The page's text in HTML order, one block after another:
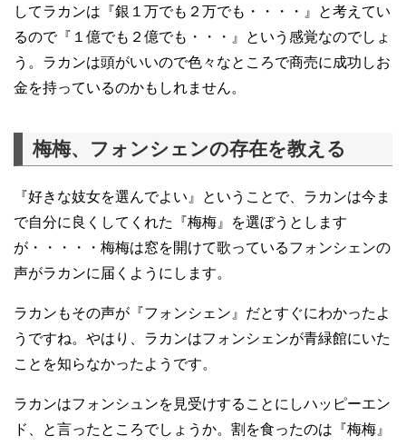
してラカンは『銀１万でも２万でも・・・・』と考えてい
るので『１億でも２億でも・・・』という感覚なのでしょ
う。ラカンは頭がいいので色々なところで商売に成功しお
金を持っているのかもしれません。
梅梅、フォンシェンの存在を教える
『好きな妓女を選んでよい』ということで、ラカンは今ま
で自分に良くしてくれた『梅梅』を選ぼうとします
が・・・・・梅梅は窓を開けて歌っているフォンシェンの
声がラカンに届くようにします。
ラカンもその声が『フォンシェン』だとすぐにわかったよ
うですね。やはり、ラカンはフォンシェンが青緑館にいた
ことを知らなかったようです。
ラカンはフォンシュンを見受けすることにしハッピーエン
ド、と言ったところでしょうか。割を食ったのは『梅梅』